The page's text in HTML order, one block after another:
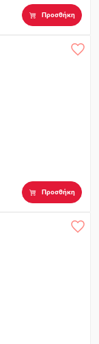
Προσθήκη
Προσθήκη